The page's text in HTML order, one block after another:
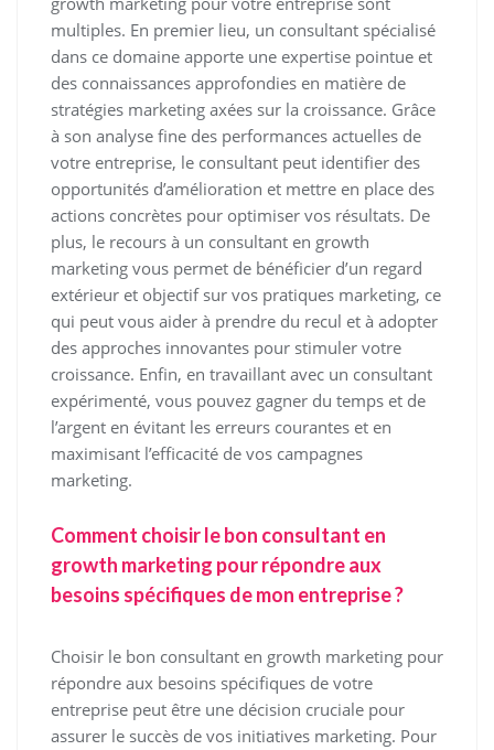
multiples. En premier lieu, un consultant spécialisé
dans ce domaine apporte une expertise pointue et
des connaissances approfondies en matière de
stratégies marketing axées sur la croissance. Grâce
à son analyse fine des performances actuelles de
votre entreprise, le consultant peut identifier des
opportunités d’amélioration et mettre en place des
actions concrètes pour optimiser vos résultats. De
plus, le recours à un consultant en growth
marketing vous permet de bénéficier d’un regard
extérieur et objectif sur vos pratiques marketing, ce
qui peut vous aider à prendre du recul et à adopter
des approches innovantes pour stimuler votre
croissance. Enfin, en travaillant avec un consultant
expérimenté, vous pouvez gagner du temps et de
l’argent en évitant les erreurs courantes et en
maximisant l’efficacité de vos campagnes
marketing.
Comment choisir le bon consultant en
growth marketing pour répondre aux
besoins spécifiques de mon entreprise ?
Choisir le bon consultant en growth marketing pour
répondre aux besoins spécifiques de votre
entreprise peut être une décision cruciale pour
assurer le succès de vos initiatives marketing. Pour